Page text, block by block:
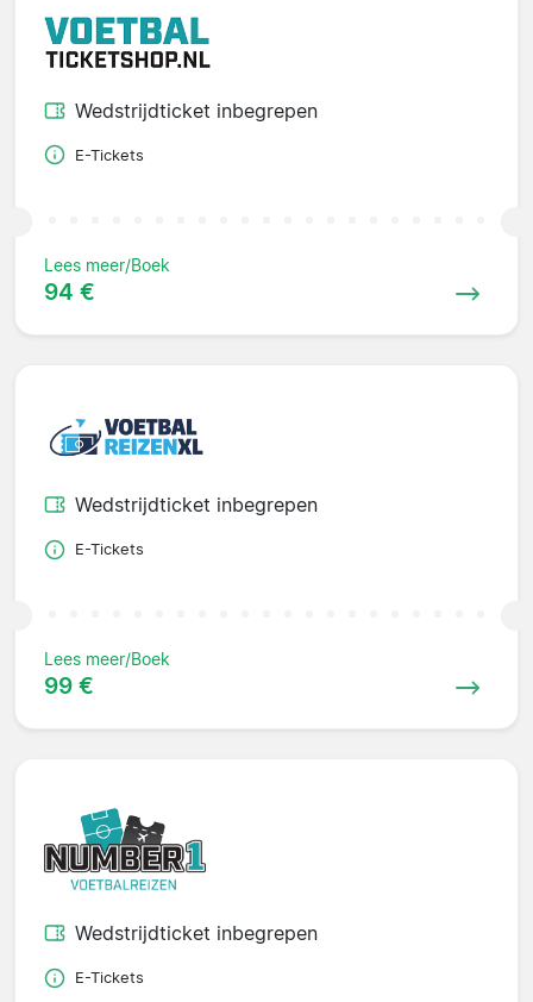
Wedstrijdticket inbegrepen
E-Tickets
Lees meer/Boek
94 €
Wedstrijdticket inbegrepen
E-Tickets
Lees meer/Boek
99 €
Wedstrijdticket inbegrepen
E-Tickets